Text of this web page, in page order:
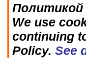
We use
continuing
Policy. See